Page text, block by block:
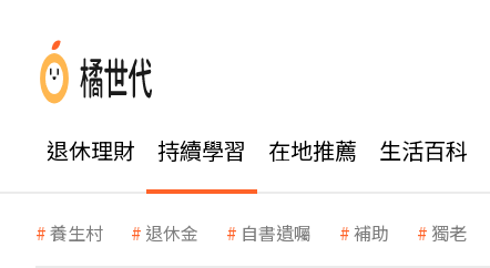
退休理財 持續學習 在地推薦 生活百科
養生村 退休金 自書遺囑 補助 獨老